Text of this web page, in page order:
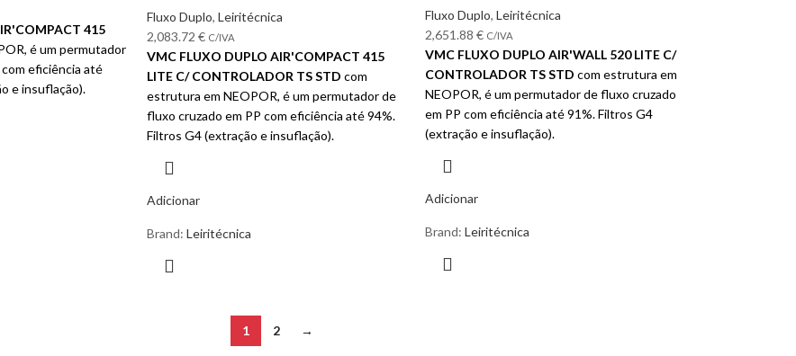
415
é um permutador
eficiência até
e insuflação).
Fluxo Duplo, Leiritécnica
2,083.72 € C/IVA
VMC FLUXO DUPLO AIR'COMPACT 415
LITE C/ CONTROLADOR TS STD com
estrutura em NEOPOR, é um permutador de
fluxo cruzado em PP com eficiência até 94%.
Filtros G4 (extração e insuflação).
Adicionar
Brand: Leiritécnica
Fluxo Duplo, Leiritécnica
2,651.88€ C/IVA
VMC FLUXO DUPLO AIR'WALL 520 LITE C/
CONTROLADOR TS STDcom estrutura em
NEOPOR, é um permutador de fluxo cruzado
em PP com eficiência até 91%. Filtros G4
(extração e insuflação).
Adicionar
Brand:Leiritécnica
1 2 →